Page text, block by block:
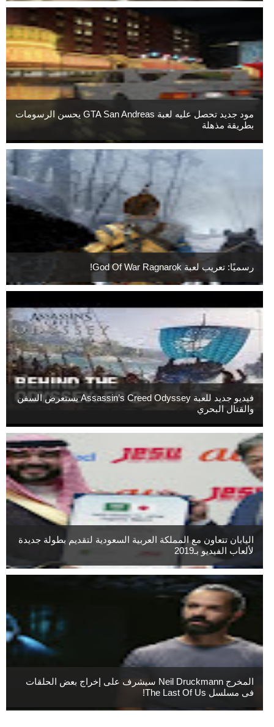
مود جديد تحصل عليه لعبة GTA San Andreas يحسن الرسومات
بطريقة مذهلة
رسميًا: تعريب لعبة God Of War Ragnarok!
فيديو جديد للعبة Assassin’s Creed Odyssey يستعرض السفن
والقتال البحري
اليابان تتعاون مع المملكة العربية السعودية لتقديم بطولة جديدة
لألعاب الفيديو بـ2019
المخرج Neil Druckmann سيشرف على إخراج بعض الحلقات
فى مسلسل The Last Of Us!